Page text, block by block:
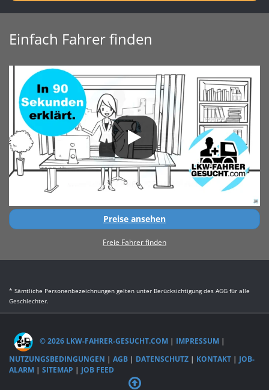
Einfach Fahrer finden
Preise ansehen
Freie Fahrer finden
* Sämtliche Personenbezeichnungen gelten unter Berücksichtigung des AGG für alle
Geschlechter.
© 2026 LKW-FAHRER-GESUCHT.COM | IMPRESSUM |
NUTZUNGSBEDINGUNGEN | AGB | DATENSCHUTZ | KONTAKT | JOB-
ALARM | SITEMAP | JOB FEED